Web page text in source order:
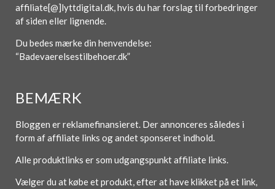
affiliate[@]lyttdigital.dk, hvis du har forslag til forbedringer
af siden eller lignende.
Du bedes mærke din henvendelse:
“Badevaerelsestilbehoer.dk”
BEMÆRK
Bloggen er reklamefinansieret. Der annonceres således i
form af affiliate links og andet sponseret indhold.
Alle produktlinks er som udgangspunkt affiliate links.
Vælger du at købe et produkt, efter at have klikket på et link,